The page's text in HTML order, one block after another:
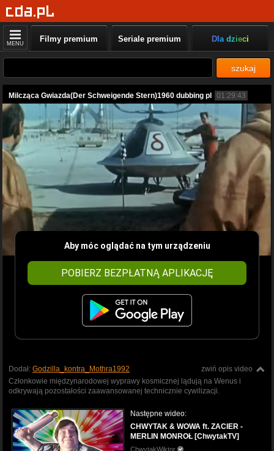
MENU Filmy premium Seriale premium Dla dzieci
szukaj
Milcząca Gwiazda(Der Schweigende Stern)1960 dubbing pl 01:29:43
Aby móc oglądać na tym urządzeniu
POBIERZ BEZPŁATNĄ APLIKACJĘ
zwiń opis video
Dodał: Godzilla_kontra_Mothra1992
Członkowie międzynarodowej wyprawy kosmicznej lądują na Wenus i
odkrywają pozostałości zaawansowanej technicznie cywilizacji.
Następne wideo:
CHWYTAK & WOWA ft. ZACIER -
MERLIN MONROŁ [ChwytakTV]
ChwytakWiktor